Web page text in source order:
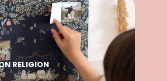
RELIGION